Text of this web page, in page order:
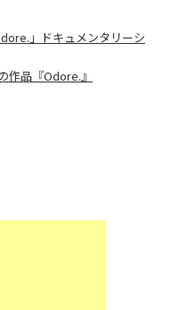
」ドキュメンタリーシ
品『Odore.』